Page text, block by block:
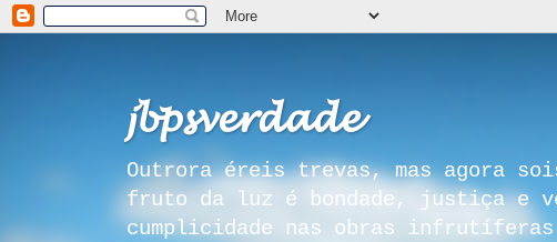
𝓳𝓫𝓹𝓼𝓿𝓮𝓻𝓭𝓪𝓭𝓮
Outrora éreis trevas, mas agora
fruto da luz é bondade, justiça e
cumplicidade nas obras